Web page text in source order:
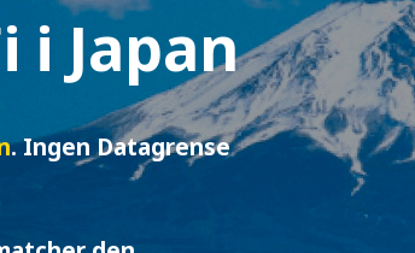
i Japan
. Ingen Datagrense